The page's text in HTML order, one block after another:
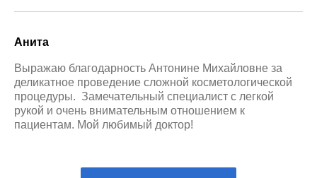
Анита
Выражаю благодарность Антонине Михайловне за
деликатное проведение сложной косметологической
процедуры. Замечательный специалист с легкой
рукой и очень внимательным отношением к
пациентам. Мой любимый доктор!